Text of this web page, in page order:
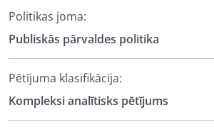
Politikas joma:
Publiskās pārvaldes politika
Pētījuma klasifikācija:
Kompleksi analītisks pētījums